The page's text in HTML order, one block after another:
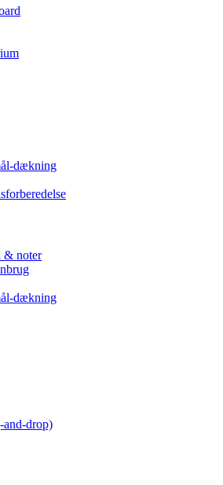
dækning
& noter
dækning
drop)